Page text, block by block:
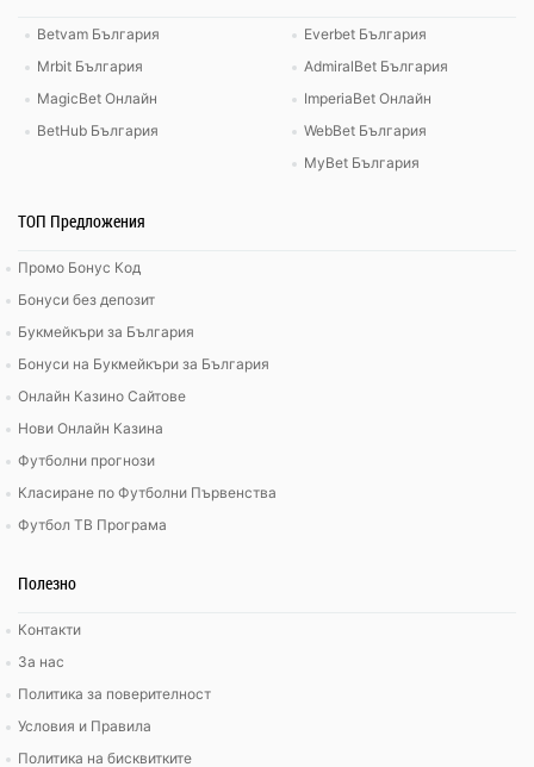
Betvam България
Mrbit България
MagicBet Онлайн
BetHub България
Everbet България
AdmiralBet България
ImperiaBet Онлайн
WebBet България
MyBet България
ТОП Предложения
Промо Бонус Код
Бонуси без депозит
Букмейкъри за България
Бонуси на Букмейкъри за България
Онлайн Казино Сайтове
Нови Онлайн Казина
Футболни прогнози
Класиране по Футболни Първенства
Футбол ТВ Програма
Полезно
Контакти
За нас
Политика за поверителност
Условия и Правила
Политика на бисквитките